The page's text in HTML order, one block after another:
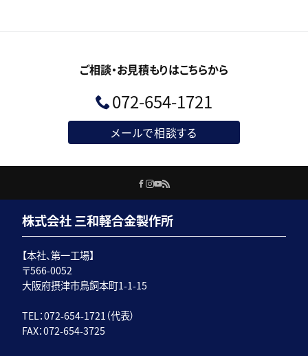
ご相談・お見積もりはこちらから
072-654-1721
メールで相談する
株式会社 三和軽合金製作所
【本社、第一工場】
〒566-0052
大阪府摂津市鳥飼本町1-1-15
TEL：072-654-1721（代表）
FAX：072-654-3725